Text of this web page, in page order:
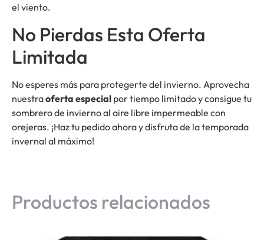
el viento.
No Pierdas Esta Oferta
Limitada
No esperes más para protegerte del invierno. Aprovecha
nuestraoferta especial por tiempo limitado y consigue tu
sombrero de invierno al aire libre impermeable con
orejeras. ¡Haz tu pedido ahora y disfruta de la temporada
invernal al máximo!
Productos relacionados